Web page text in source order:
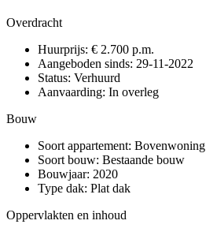
Overdracht
Huurprijs: € 2.700 p.m.
Aangeboden sinds: 29-11-2022
Status: Verhuurd
Aanvaarding: In overleg
Bouw
Soort appartement: Bovenwoning
Soort bouw: Bestaande bouw
Bouwjaar: 2020
Type dak: Plat dak
Oppervlakten en inhoud